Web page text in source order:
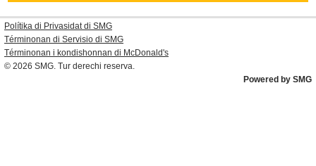
Polítika di Privasidat di SMG
Términonan di Servisio di SMG
Términonan i kondishonnan di McDonald's
© 2026 SMG . Tur derechi reserva.
Powered by SMG